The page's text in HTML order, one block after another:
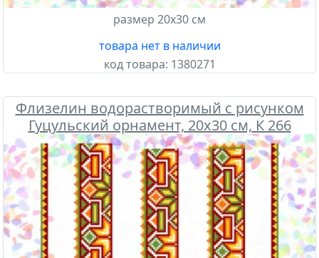
размер 20х30 см
товара нет в наличии
код товара: 1380271
Флизелин водорастворимый с рисунком
Гуцульский орнамент, 20х30 см, К 266
Confetti